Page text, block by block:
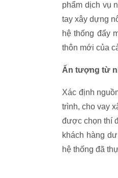
phẩm dịch vụ
tay xây dựng
hệ thống đẩy
thôn mới của
Ấn tượng từ
Xác định
trình, cho vay
được chọn thí
khách hàng
hệ thống đã